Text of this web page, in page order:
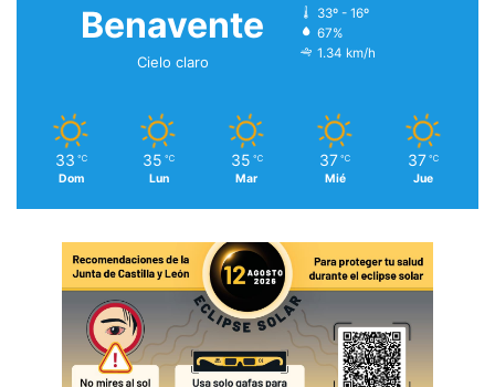
Benavente
Cielo claro
33º - 16º
67%
1.34 km/h
33 ℃
Dom
35 ℃
Lun
35 ℃
Mar
37 ℃
Mié
37 ℃
Jue